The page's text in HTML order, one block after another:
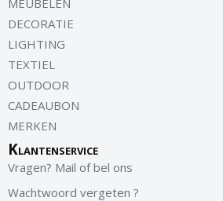
MEUBELEN
DECORATIE
LIGHTING
TEXTIEL
OUTDOOR
CADEAUBON
MERKEN
Klantenservice
Vragen? Mail of bel ons
Wachtwoord vergeten ?